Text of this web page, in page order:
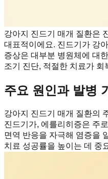
강아지 진드기 매개 질환은
대표적이에요. 진드기가 강
증상은 대부분 병원체에 대
조기 진단, 적절한 치료가 회
주요 원인과 발병
강아지 진드기 매개 질환의
진드기가, 에를리히증은 주
면역 반응을 자극해 염증을
치료 성공률을 높이는 데 중